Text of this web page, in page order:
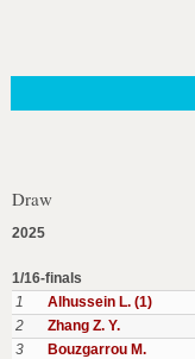
Draw
2025
1/16-finals
1
Alhussein L. (1)
2
Zhang Z. Y.
3
Bouzgarrou M.